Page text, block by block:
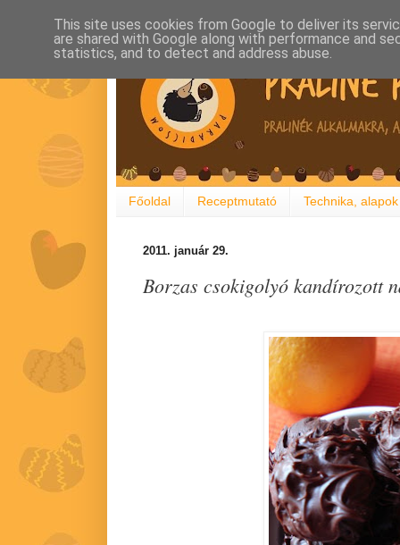
Főoldal Receptmutató Technika, alapok
2011. január 29.
Borzas csokigolyó kandírozott
This site uses cookies from Google to deliver its
are shared with Google along with performance and
statistics, and to detect and address abuse.